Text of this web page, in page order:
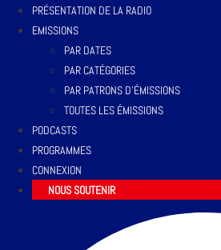
PRÉSENTATION DE LA RADIO
EMISSIONS
PAR DATES
PAR CATÉGORIES
PAR PATRONS D’ÉMISSIONS
TOUTES LES ÉMISSIONS
PODCASTS
PROGRAMMES
CONNEXION
NOUS SOUTENIR